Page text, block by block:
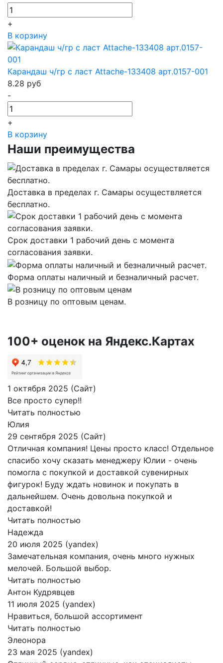
+
В корзину
Карандаш ч/гр с ласт Attache-133408 арт.0157-001
8.28 руб
-
+
В корзину
Наши преимущества
Доставка в пределах г. Самары осуществляется
бесплатно.
Срок доставки 1 рабочий день с момента
согласования заявки.
Форма оплаты наличный и безналичный расчет.
В розницу по оптовым ценам.
100+ оценок на Яндекс.Картах
1 октября 2025 (Сайт)
Все просто супер!!
Читать полностью
Юлия
29 сентября 2025 (Сайт)
Отличная компания! Цены просто класс! Отдельное
спасибо хочу сказать менеджеру Юлии - очень
помогла с покупкой и доставкой сувенирных
фигурок! Буду ждать новинок и покупать в
дальнейшем. Очень довольна покупкой и
доставкой!
Читать полностью
Надежда
20 июля 2025 (yandex)
Замечательная компания, очень много нужных
мелочей. Большой выбор.
Читать полностью
Антон Кудрявцев
11 июля 2025 (yandex)
Нравиться, большой ассортимент
Читать полностью
Элеонора
23 мая 2025 (yandex)